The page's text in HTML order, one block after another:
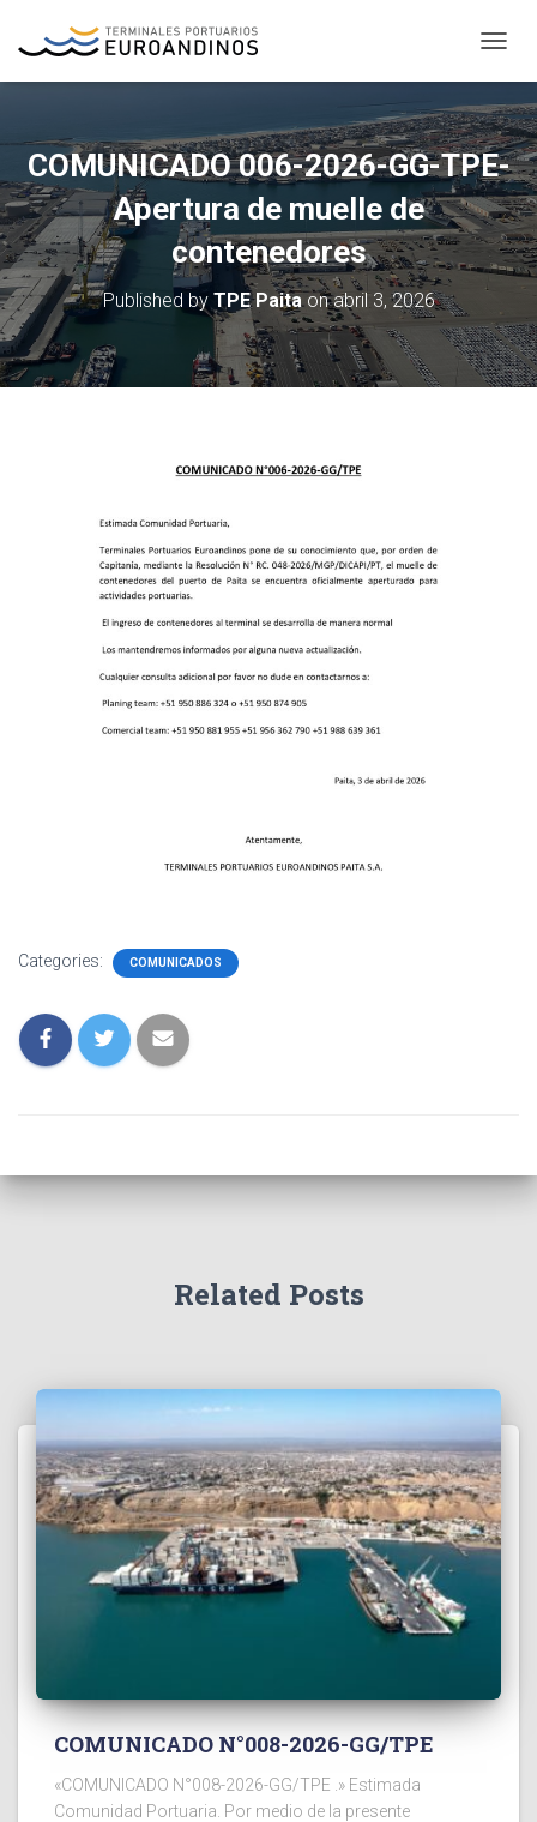
O
G
G
L
E
N
A
V
I
T
I
O
COMUNICADO 006-2026-GG-TPE-
Apertura de muelle de
contenedores
Published by TPE Paitaonabril 3, 2026
Categories: COMUNICADOS
Related Posts
COMUNICADO N°008-2026-GG/TPE
«COMUNICADO N°008-2026-GG/TPE .» Estimada
Comunidad Portuaria. Por medio de la presente